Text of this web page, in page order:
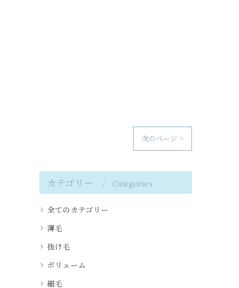
次のページ >
カテゴリー Categories
全てのカテゴリー
薄毛
抜け毛
ボリューム
細毛